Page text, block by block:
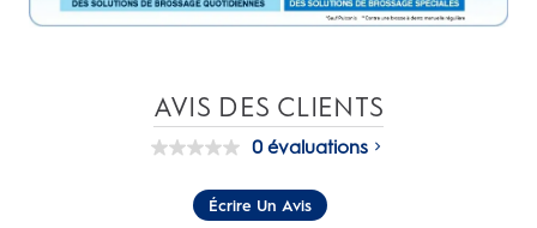
AVIS DES CLIENTS
Aucune
pour
ce
0 évaluations
Écrire Un Avis